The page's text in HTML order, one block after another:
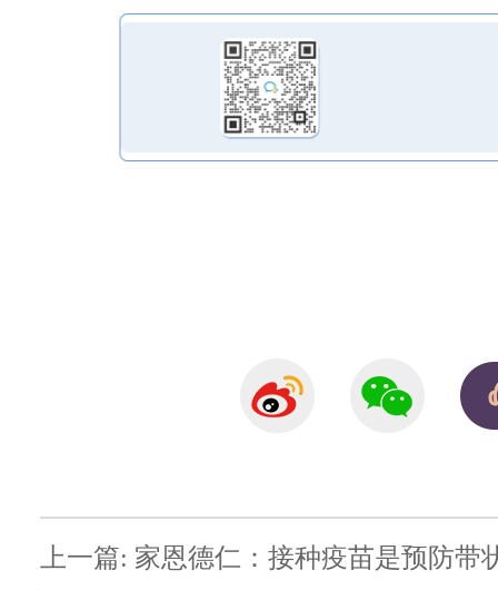
上一篇: 家恩德仁：接种疫苗是预防带